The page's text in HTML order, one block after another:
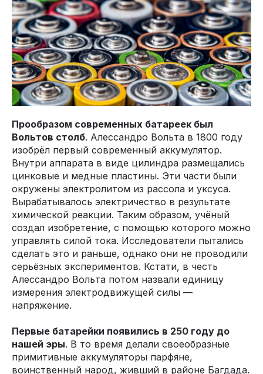
Прообразом современных батареек был
Вольтов столб. Алессандро Вольта в 1800 году
изобрёл первый современный аккумулятор.
Внутри аппарата в виде цилиндра размещались
цинковые и медные пластины. Эти части были
окружены электролитом из рассола и уксуса.
Вырабатывалось электричество в результате
химической реакции. Таким образом, учёный
создал изобретение, с помощью которого можно
управлять силой тока. Исследователи пытались
сделать это и раньше, однако они не проводили
серьёзных экспериментов. Кстати, в честь
Алессандро Вольта потом назвали единицу
измерения электродвижущей силы —
напряжение.
Первые батарейки появились в 250 году до
нашей эры. В то время делали своеобразные
примитивные аккумуляторы парфяне,
воинственный народ, живший в районе Багдада.